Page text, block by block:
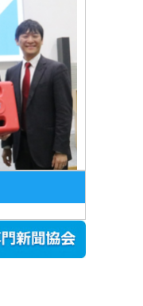
文部科学